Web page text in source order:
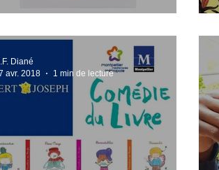
Diané
avr. 2018
1 min de lecture